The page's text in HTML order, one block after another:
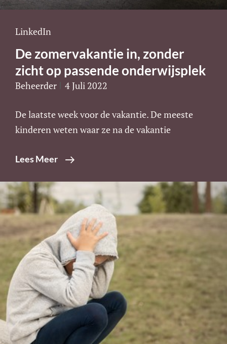
Cat
LinkedIn
De zomervakantie in, zonder
zicht op passende onderwijsplek
Beheerder 4 Juli 2022
De laatste week voor de vakantie. De meeste
kinderen weten waar ze na de vakantie
Lees Meer
De
Zonder
Zicht
Op
Passende
Onderwijsplek